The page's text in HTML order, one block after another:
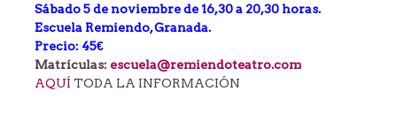
Sábado 5 de noviembre de 16,30 a 20,30 horas.
Escuela Remiendo, Granada.
Precio: 45€
Matrículas: escuela@remiendoteatro.com
AQUÍ TODA LA INFORMACIÓN